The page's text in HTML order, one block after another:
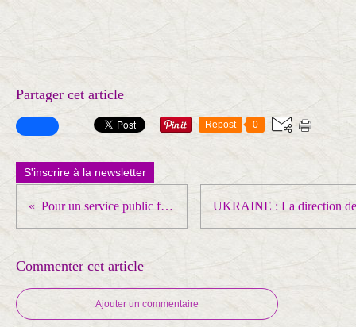
Partager cet article
Repost 0
S'inscrire à la newsletter
Pour un service public ferroviaire de qualité !
Commenter cet article
Ajouter un commentaire